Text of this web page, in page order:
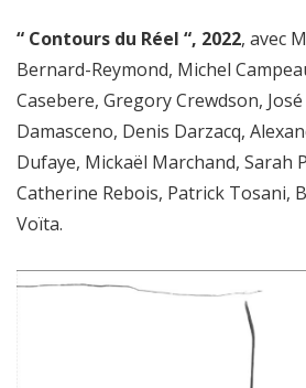
“ Contours du Réel “, 2022, avec
Bernard-Reymond, Michel
Casebere, Gregory Crewdson, José
Damasceno, Denis Darzacq,
Dufaye, Mickaël Marchand, Sarah
Catherine Rebois, Patrick Tosani,
Voïta.